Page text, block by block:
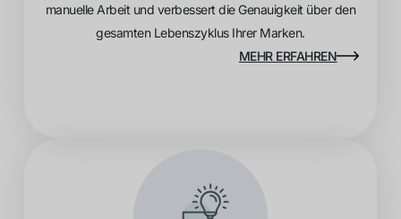
manuelle Arbeit und verbessert die Genauigkeit über den
gesamten Lebenszyklus Ihrer Marken.
MEHR ERFAHREN